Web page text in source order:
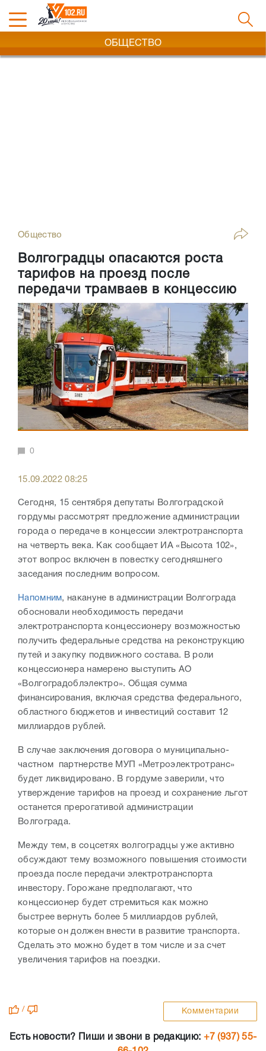
ОБЩЕСТВО
Общество
Волгоградцы опасаются роста
тарифов на проезд после
передачи трамваев в концессию
0
15.09.2022 08:25
Сегодня, 15 сентября депутаты Волгоградской
гордумы рассмотрят предложение администрации
города о передаче в концессии электротранспорта
на четверть века. Как сообщает ИА «Высота 102»,
этот вопрос включен в повестку сегодняшнего
заседания последним вопросом.
Напомним, накануне в администрации Волгограда
обосновали необходимость передачи
электротранспорта концессионеру возможностью
получить федеральные средства на реконструкцию
путей и закупку подвижного состава. В роли
концессионера намерено выступить АО
«Волгоградоблэлектро». Общая сумма
финансирования, включая средства федерального,
областного бюджетов и инвестиций составит 12
миллиардов рублей.
В случае заключения договора о муниципально-
частном партнерстве МУП «Метроэлектротранс»
будет ликвидировано. В гордуме заверили, что
утверждение тарифов на проезд и сохранение льгот
останется прерогативой администрации
Волгограда.
Между тем, в соцсетях волгоградцы уже активно
обсуждают тему возможного повышения стоимости
проезда после передачи электротранспорта
инвестору. Горожане предполагают, что
концессионер будет стремиться как можно
быстрее вернуть более 5 миллиардов рублей,
которые он должен внести в развитие транспорта.
Сделать это можно будет в том числе и за счет
увеличения тарифов на поездки.
/ Комментарии
Есть новости? Пиши и звони в редакцию: +7 (937) 55-